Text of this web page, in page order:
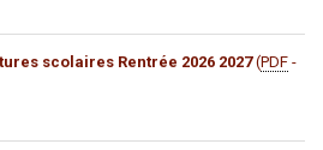
scolaires Rentrée 2026 2027 (PDF -